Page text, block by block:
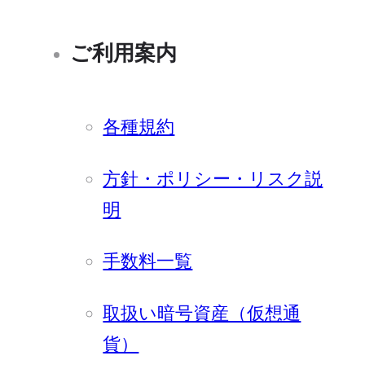
ご利用案内
各種規約
方針・ポリシー・リスク説
明
手数料一覧
取扱い暗号資産（仮想通
貨）